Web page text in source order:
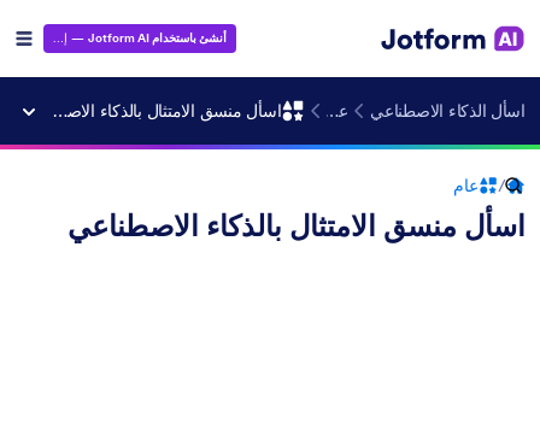
أنشئ باستخدام Jotform AI — إنه مجاني!
اسأل الذكاء الاصطناعي عام اسأل منسق الامتثال بالذكاء الاصطناعي
/ عام
اسأل منسق الامتثال بالذكاء الاصطناعي